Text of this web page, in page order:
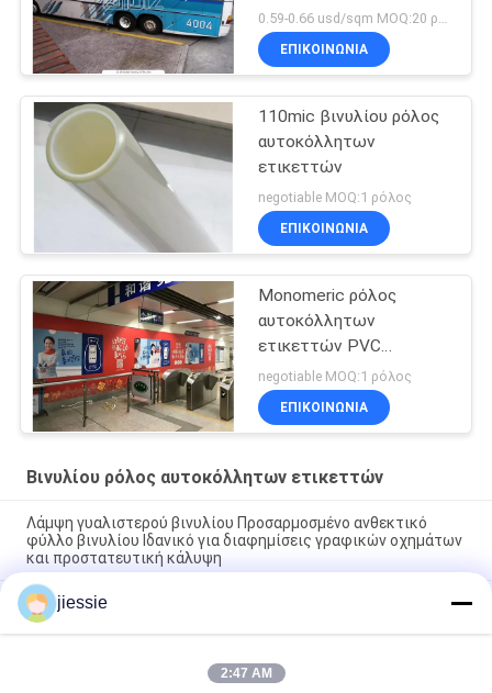
0.59-0.66 usd/sqm MOQ:20 ρόλοι
ΕΠΙΚΟΙΝΩΝΊΑ
110mic βινυλίου ρόλος
αυτοκόλλητων
ετικεττών
negotiable MOQ:1 ρόλος
ΕΠΙΚΟΙΝΩΝΊΑ
Monomeric ρόλος
αυτοκόλλητων
ετικεττών PVC
βινυλίου
negotiable MOQ:1 ρόλος
ΕΠΙΚΟΙΝΩΝΊΑ
Βινυλίου ρόλος αυτοκόλλητων ετικεττών
Λάμψη γυαλιστερού βινυλίου Προσαρμοσμένο ανθεκτικό
φύλλο βινυλίου Ιδανικό για διαφημίσεις γραφικών οχημάτων
και προστατευτική κάλυψη
Ευρύ πλακέτα Ανασυρόμενο κυλίνδριο διαφήμιση Αλουμινίου
Banner Stand Roll up Display 85x200cm
Παντόν Βινύλιο αυτοκόλλητο ρολό γυαλιστερό φινίρισμα
ιδανικό για διαφήμιση προώθηση διακόσμηση χρησιμοποιεί
jiessie
2:47 AM